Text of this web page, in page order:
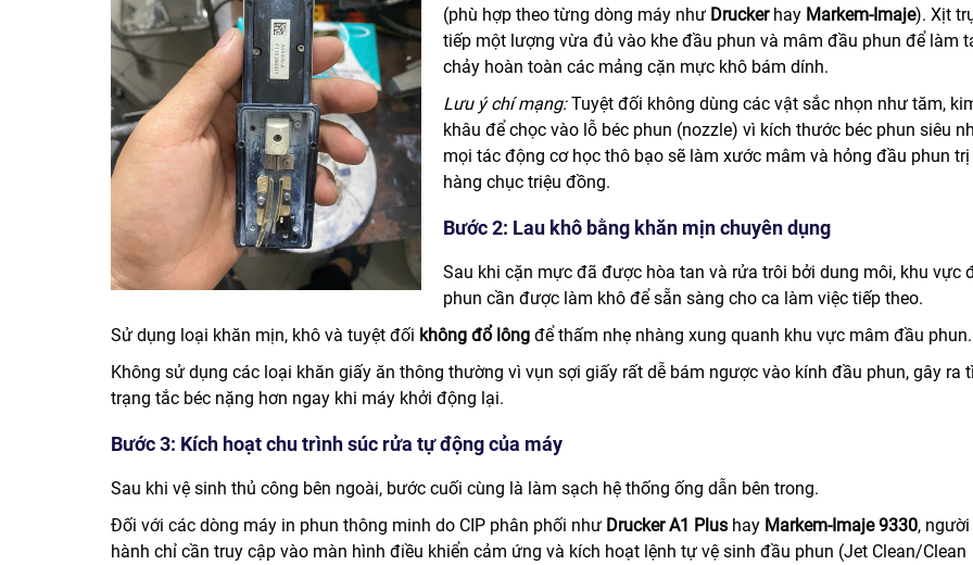
(phù hợp theo từng dòng máy như Druckerhay Markem-Imaje). Xịt
tiếp một lượng vừa đủ vào khe đầu phun và mâm đầu phun để làm
chảy hoàn toàn các mảng cặn mực khô bám dính.
Lưu ý chí mạng:Tuyệt đối không dùng các vật sắc nhọn như tăm,
khâu để chọc vào lỗ béc phun (nozzle) vì kích thước béc phun siêu
mọi tác động cơ học thô bạo sẽ làm xước mâm và hỏng đầu phun
hàng chục triệu đồng.
Bước 2: Lau khô bằng khăn mịn chuyên dụng
Sau khi cặn mực đã được hòa tan và rửa trôi bởi dung môi, khu vực
phun cần được làm khô để sẵn sàng cho ca làm việc tiếp theo.
Sử dụng loại khăn mịn, khô và tuyệt đối không đổ lông để thấm nhẹ nhàng xung quanh khu vực mâm đầu phun.
Không sử dụng các loại khăn giấy ăn thông thường vì vụn sợi giấy rất dễ bám ngược vào kính đầu phun, gây ra
trạng tắc béc nặng hơn ngay khi máy khởi động lại.
Bước 3: Kích hoạt chu trình súc rửa tự động của máy
Sau khi vệ sinh thủ công bên ngoài, bước cuối cùng là làm sạch hệ thống ống dẫn bên trong.
Đối với các dòng máy in phun thông minh do CIP phân phối như Drucker A1 Plus hay Markem-Imaje 9330,
hành chỉ cần truy cập vào màn hình điều khiển cảm ứng và kích hoạt lệnh tự vệ sinh đầu phun (Jet Clean/Clean